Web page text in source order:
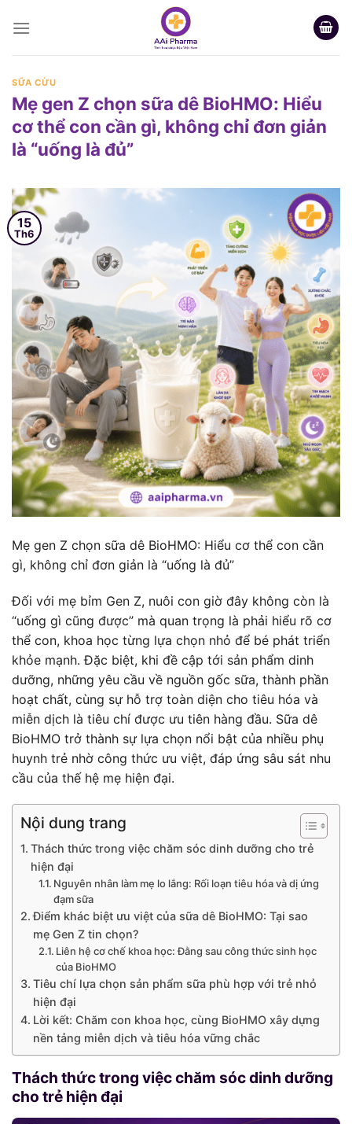
SỮA CỪU
Mẹ gen Z chọn sữa dê BioHMO: Hiểu
cơ thể con cần gì, không chỉ đơn giản
là “uống là đủ”
15
Th6
Mẹ gen Z chọn sữa dê BioHMO: Hiểu cơ thể con cần
gì, không chỉ đơn giản là “uống là đủ”
Đối với mẹ bỉm Gen Z, nuôi con giờ đây không còn là
“uống gì cũng được” mà quan trọng là phải hiểu rõ cơ
thể con, khoa học từng lựa chọn nhỏ để bé phát triển
khỏe mạnh. Đặc biệt, khi đề cập tới sản phẩm dinh
dưỡng, những yêu cầu về nguồn gốc sữa, thành phần
hoạt chất, cùng sự hỗ trợ toàn diện cho tiêu hóa và
miễn dịch là tiêu chí được ưu tiên hàng đầu. Sữa dê
BioHMO trở thành sự lựa chọn nổi bật của nhiều phụ
huynh trẻ nhờ công thức ưu việt, đáp ứng sâu sát nhu
cầu của thế hệ mẹ hiện đại.
Nội dung trang
Thách thức trong việc chăm sóc dinh dưỡng cho trẻ
hiện đại
Nguyên nhân làm mẹ lo lắng: Rối loạn tiêu hóa và dị ứng
đạm sữa
Điểm khác biệt ưu việt của sữa dê BioHMO: Tại sao
mẹ Gen Z tin chọn?
Liên hệ cơ chế khoa học: Đằng sau công thức sinh học
của BioHMO
Tiêu chí lựa chọn sản phẩm sữa phù hợp với trẻ nhỏ
hiện đại
Lời kết: Chăm con khoa học, cùng BioHMO xây dựng
nền tảng miễn dịch và tiêu hóa vững chắc
Thách thức trong việc chăm sóc dinh dưỡng
cho trẻ hiện đại